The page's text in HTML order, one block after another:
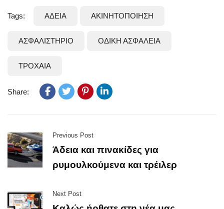
Tags: ΑΔΕΙΑ ΑΚΙΝΗΤΟΠΟΙΗΣΗ
ΑΣΦΑΛΙΣΤΗΡΙΟ ΟΔΙΚΗ ΑΣΦΑΛΕΙΑ
ΤΡΟΧΑΙΑ
Share:
Previous Post
Άδεια και πινακίδες για
ρυμουλκούμενα και τρέιλερ
Next Post